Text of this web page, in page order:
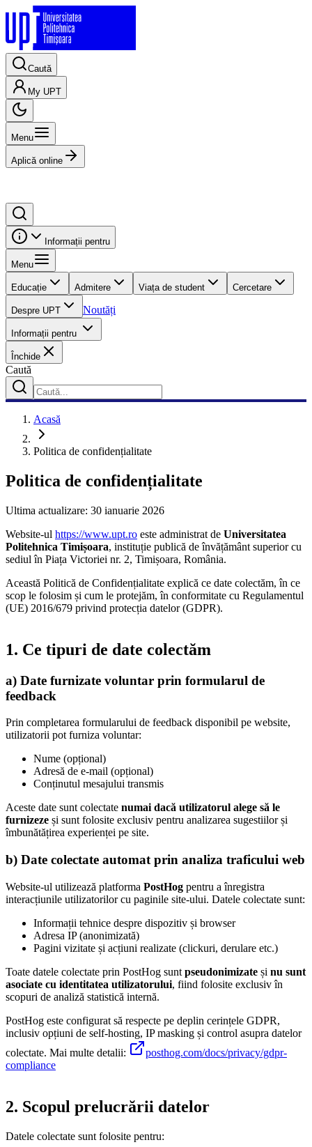
Caută
My UPT
Menu
Aplică online
Informații pentru
Menu
Educație Admitere Viața de student Cercetare
Despre UPT Noutăți
Informații pentru
Închide
Caută
Acasă
Politica de confidențialitate
Politica de confidențialitate
Ultima actualizare: 30 ianuarie 2026
Website-ul https://www.upt.ro este administrat de Universitatea
Politehnica Timișoara, instituție publică de învățământ superior cu
sediul în Piața Victoriei nr. 2, Timișoara, România.
Această Politică de Confidențialitate explică ce date colectăm, în ce
scop le folosim și cum le protejăm, în conformitate cu Regulamentul
(UE) 2016/679 privind protecția datelor (GDPR).
1. Ce tipuri de date colectăm
a) Date furnizate voluntar prin formularul de
feedback
Prin completarea formularului de feedback disponibil pe website,
utilizatorii pot furniza voluntar:
Nume (opțional)
Adresă de e-mail (opțional)
Conținutul mesajului transmis
Aceste date sunt colectate numai dacă utilizatorul alege să le
furnizeze și sunt folosite exclusiv pentru analizarea sugestiilor și
îmbunătățirea experienței pe site.
b) Date colectate automat prin analiza traficului web
Website-ul utilizează platforma PostHog pentru a înregistra
interacțiunile utilizatorilor cu paginile site-ului. Datele colectate sunt:
Informații tehnice despre dispozitiv și browser
Adresa IP (anonimizată)
Pagini vizitate și acțiuni realizate (clickuri, derulare etc.)
Toate datele colectate prin PostHog sunt pseudonimizate și nu sunt
asociate cu identitatea utilizatorului, fiind folosite exclusiv în
scopuri de analiză statistică internă.
PostHog este configurat să respecte pe deplin cerințele GDPR,
inclusiv opțiuni de self-hosting, IP masking și control asupra datelor
colectate. Mai multe detalii:
posthog.com/docs/privacy/gdpr-
compliance
2. Scopul prelucrării datelor
Datele colectate sunt folosite pentru: